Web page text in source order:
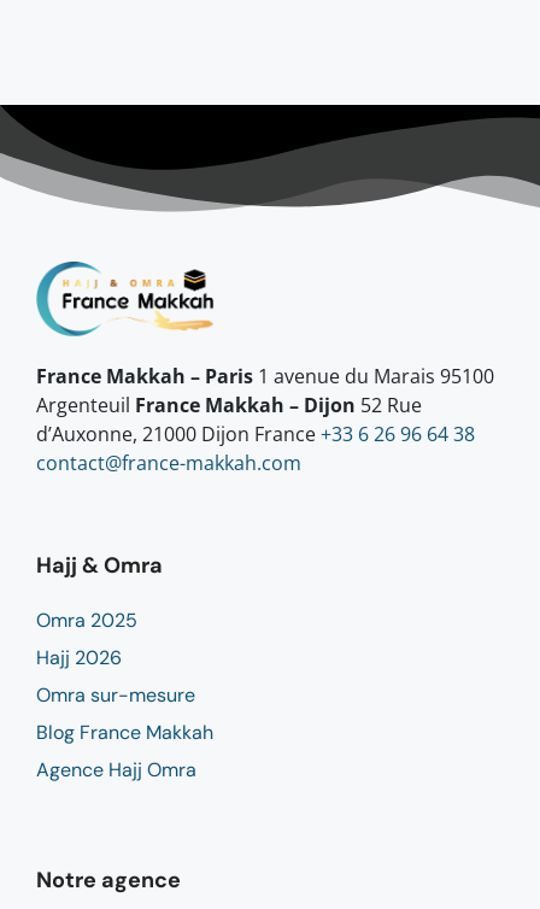
France Makkah – Paris 1 avenue du Marais 95100
Argenteuil France Makkah – Dijon 52 Rue
d’Auxonne, 21000 Dijon France+33 6 26 96 64 38
contact@france-makkah.com
Hajj & Omra
Omra 2025
Hajj 2026
Omra sur-mesure
Blog France Makkah
Agence Hajj Omra
Notre agence